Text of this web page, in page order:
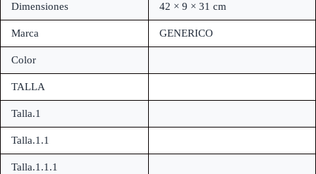
Dimensiones 42 × 9 × 31 cm
Marca GENERICO
Color
TALLA
Talla.1
Talla.1.1
Talla.1.1.1